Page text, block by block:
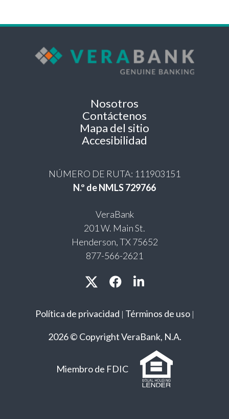
Nosotros
Contáctenos
Mapa del sitio
Accesibilidad
NÚMERO DE RUTA: 111903151
N.º de NMLS 729766
VeraBank
201 W. Main St.
Henderson, TX 75652
877-566-2621
Política de privacidad | Términos de uso|
2026 © Copyright VeraBank, N.A.
Miembro de FDIC